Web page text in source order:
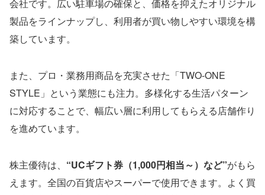
会社です。広い駐車場の確保と、価格を抑えたオリジナル
製品をラインナップし、利用者が買い物しやすい環境を構
築しています。
また、プロ・業務用商品を充実させた「TWO-ONE
STYLE」という業態にも注力。多様化する生活パターン
に対応することで、幅広い層に利用してもらえる店舗作り
を進めています。
株主優待は、 “UCギフト券（1,000円相当～）など”がもら
えます。全国の百貨店やスーパーで使用できます。よく買